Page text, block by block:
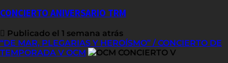
CONCIERTO ANIVERSARIO TRM
Publicado el 1 semana atrás
“DE MAR, PLEGARIAS Y HEROÍSMO” / CONCIERTO DE
TEMPORADA V OCM